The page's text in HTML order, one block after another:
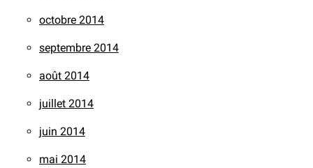
octobre 2014
septembre 2014
août 2014
juillet 2014
juin 2014
mai 2014